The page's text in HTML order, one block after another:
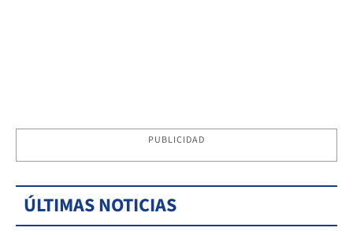
PUBLICIDAD
ÚLTIMAS NOTICIAS